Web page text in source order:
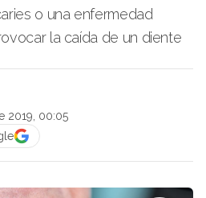
o una enfermedad
la caída de un diente
2019, 00:05